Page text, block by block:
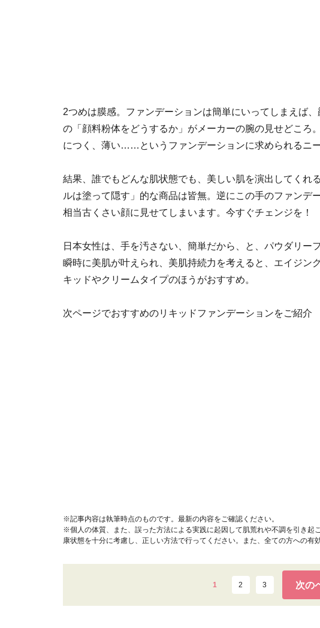
2つめは膜感。ファンデーションは簡単にいってしまえば
の「顔料粉体をどうするか」がメーカーの腕の見せどころ
につく、薄い……というファンデーションに求められるニ
結果、誰でもどんな肌状態でも、美しい肌を演出してくれ
ルは塗って隠す」的な商品は皆無。逆にこの手のファンデ
相当古くさい顔に見せてしまいます。今すぐチェンジを！
日本女性は、手を汚さない、簡単だから、と、パウダリー
瞬時に美肌が叶えられ、美肌持続力を考えると、エイジン
キッドやクリームタイプのほうがおすすめ。
次ページでおすすめのリキッドファンデーションをご紹介
※記事内容は執筆時点のものです。最新の内容をご確認ください。
※個人の体質、また、誤った方法による実践に起因して肌荒れや不調を引き起
康状態を十分に考慮し、正しい方法で行ってください。また、全ての方への有
1 2 3 次の